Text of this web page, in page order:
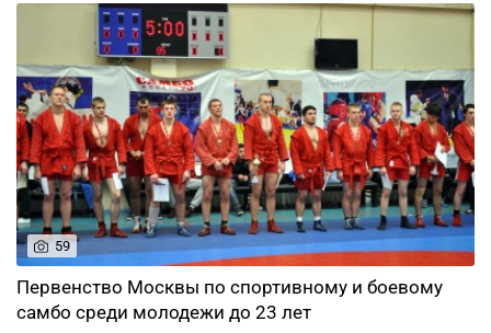
59
Первенство Москвы по спортивному и боевому
самбо среди молодежи до 23 лет